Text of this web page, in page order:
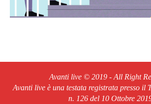
Avanti live © 2019 - All Right
Avanti live è una testata registrata presso il
n. 126 del 10 Ottobre